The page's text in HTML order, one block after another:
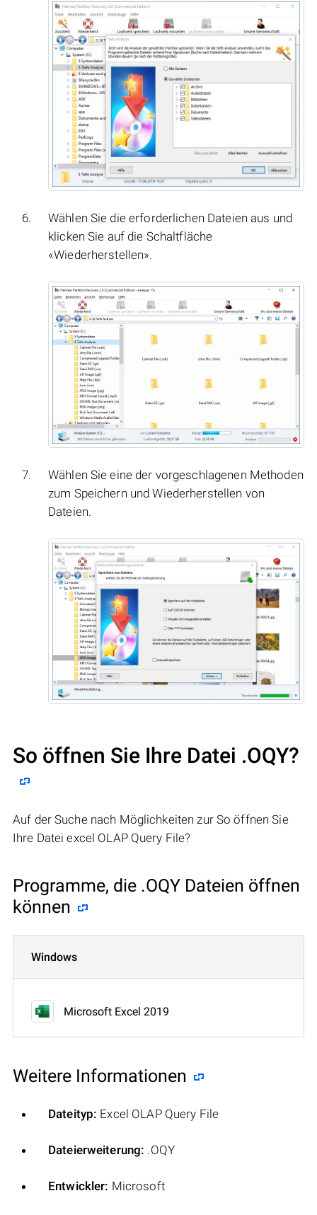
Wählen Sie die erforderlichen Dateien aus und
klicken Sie auf die Schaltfläche
«Wiederherstellen».
Wählen Sie eine der vorgeschlagenen Methoden
zum Speichern und Wiederherstellen von
Dateien.
So öffnen Sie Ihre Datei .OQY?
Auf der Suche nach Möglichkeiten zur So öffnen Sie
Ihre Datei excel OLAP Query File?
Programme, die .OQY Dateien öffnen
können
Windows
Microsoft Excel 2019
Weitere Informationen
Dateityp: Excel OLAP Query File
Dateierweiterung: .OQY
Entwickler: Microsoft